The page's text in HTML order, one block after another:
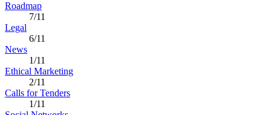
Roadmap
7/11
Legal
6/11
News
1/11
Ethical Marketing
2/11
Calls for Tenders
1/11